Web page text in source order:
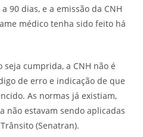
90 dias, e a emissão da CNH
médico tenha sido feito há
seja cumprida, a CNH não é
de erro e indicação de que
As normas já existiam,
não estavam sendo aplicadas
(Senatran).